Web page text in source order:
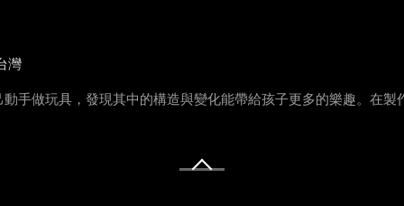
灣
手做玩具，發現其中的構造與變化能帶給孩子更多的樂趣。在